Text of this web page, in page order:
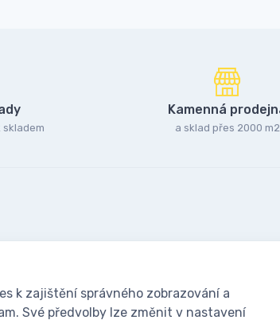
skladem
Kamenná
a sklad přes 2000 m2
k zajištění správného zobrazování a
Své předvolby lze změnit v nastavení